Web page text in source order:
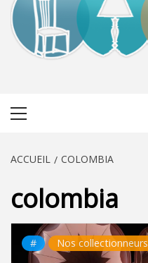
ACCUEIL COLOMBIA
colombia
# Nos collectionneurs